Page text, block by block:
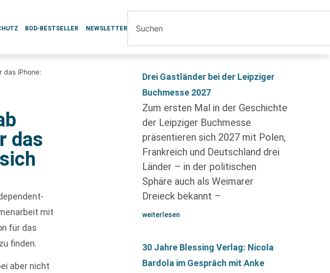
BOD-BESTSELLER NEWSLETTER
das iPhone:
das
mit
für das
finden.
aber nicht
Drei Gastländer bei der Leipziger
Buchmesse 2027
Zum ersten Mal in der Geschichte
der Leipziger Buchmesse
präsentieren sich 2027 mit Polen,
Frankreich und Deutschland drei
Länder – in der politischen
Sphäre auch als Weimarer
Dreieck bekannt –
weiterlesen
30 Jahre Blessing Verlag: Nicola
Bardola im Gespräch mit Anke